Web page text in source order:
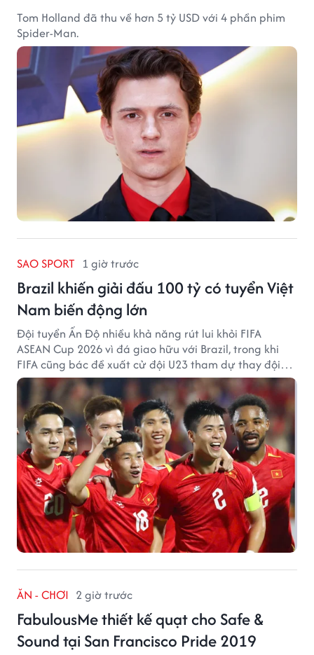
Tom Holland đã thu về hơn 5 tỷ USD với 4 phần phim
Spider-Man.
SAO SPORT 1 giờ trước
Brazil khiến giải đấu 100 tỷ có tuyển Việt
Nam biến động lớn
Đội tuyển Ấn Độ nhiều khả năng rút lui khỏi FIFA
ASEAN Cup 2026 vì đá giao hữu với Brazil, trong khi
FIFA cũng bác đề xuất cử đội U23 tham dự thay đội
tuyển quốc gia.
ĂN - CHƠI 2 giờ trước
FabulousMe thiết kế quạt cho Safe &
Sound tại San Francisco Pride 2019